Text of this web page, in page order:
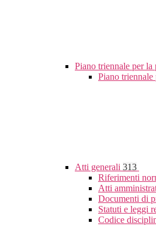
Piano triennale per la
Piano
Atti generali 313
Riferimenti
Atti
Documenti di
Statuti e leggi
Codice